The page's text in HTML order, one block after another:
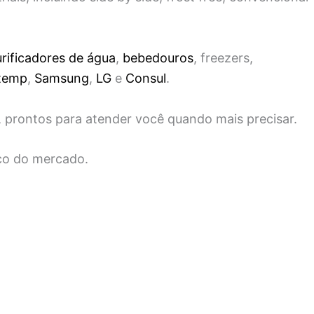
de água, bebedouros, freezers,
, Samsung, LG e Consul.
para atender você quando mais precisar.
do mercado.